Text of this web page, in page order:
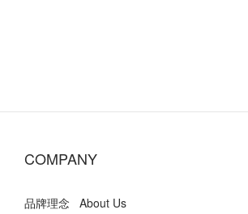
COMPANY
品牌理念 About Us